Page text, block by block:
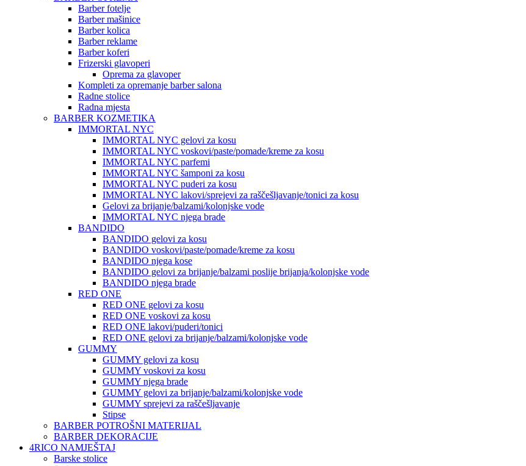
Barber fotelje
Barber mašinice
Barber kolica
Barber reklame
Barber koferi
Frizerski glavoperi
Oprema za glavoper
Kompleti za opremanje barber salona
Radne stolice
Radna mjesta
BARBER KOZMETIKA
IMMORTAL NYC
IMMORTAL NYC gelovi za kosu
IMMORTAL NYC voskovi/paste/pomade/kreme za kosu
IMMORTAL NYC parfemi
IMMORTAL NYC šamponi za kosu
IMMORTAL NYC puderi za kosu
IMMORTAL NYC lakovi/sprejevi za raščešljavanje/tonici za kosu
Gelovi za brijanje/balzami/kolonjske vode
IMMORTAL NYC njega brade
BANDIDO
BANDIDO gelovi za kosu
BANDIDO voskovi/paste/pomade/kreme za kosu
BANDIDO njega kose
BANDIDO gelovi za brijanje/balzami poslije brijanja/kolonjske vode
BANDIDO njega brade
RED ONE
RED ONE gelovi za kosu
RED ONE voskovi za kosu
RED ONE lakovi/puderi/tonici
RED ONE gelovi za brijanje/balzami/kolonjske vode
GUMMY
GUMMY gelovi za kosu
GUMMY voskovi za kosu
GUMMY njega brade
GUMMY gelovi za brijanje/balzami/kolonjske vode
GUMMY sprejevi za raščešljavanje
Stipse
BARBER POTROŠNI MATERIJAL
BARBER DEKORACIJE
4RICO NAMJEŠTAJ
Barske stolice